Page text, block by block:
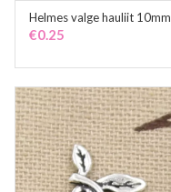
Helmes valge hauliit 10mm
€0.25